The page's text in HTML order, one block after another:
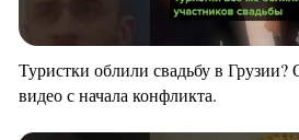
Туристки облили свадьбу в
видео с начала конфликта.